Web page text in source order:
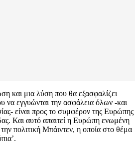
και μια λύση που θα εξασφαλίζει
εγγυώνται την ασφάλεια όλων -και
είναι προς το συμφέρον της Ευρώπης
Και αυτό απαιτεί η Ευρώπη ενωμένη
πολιτική Μπάιντεν, η οποία στο θέμα